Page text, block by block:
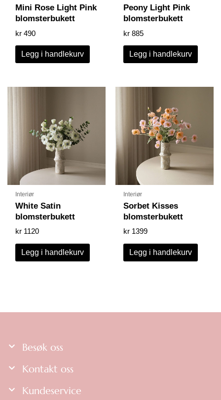
Mini Rose Light Pink
blomsterbukett
kr 490
Legg i handlekurv
Peony Light Pink
blomsterbukett
kr 885
Legg i handlekurv
Interiør
White Satin
blomsterbukett
kr 1120
Legg i handlekurv
Interiør
Sorbet Kisses
blomsterbukett
kr 1399
Legg i handlekurv
Besøk oss
Kontakt oss
Kundeservice